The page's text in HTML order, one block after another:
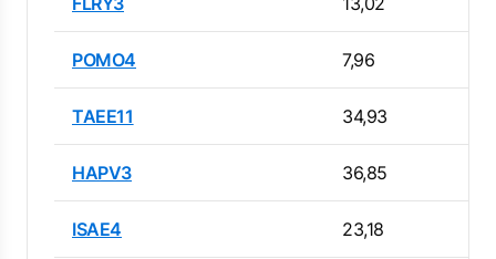
POMO4 7,96
TAEE11 34,93
HAPV3 36,85
ISAE4 23,18